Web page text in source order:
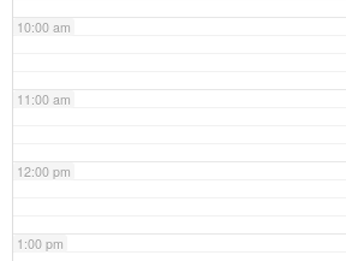
10:00 am
11:00 am
12:00 pm
1:00 pm